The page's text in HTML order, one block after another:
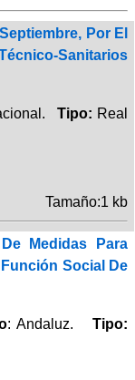
Por El
Sanitarios
Tipo: Real
Tamaño:1 kb
Medidas Para
Social De
: Andaluz.Tipo: